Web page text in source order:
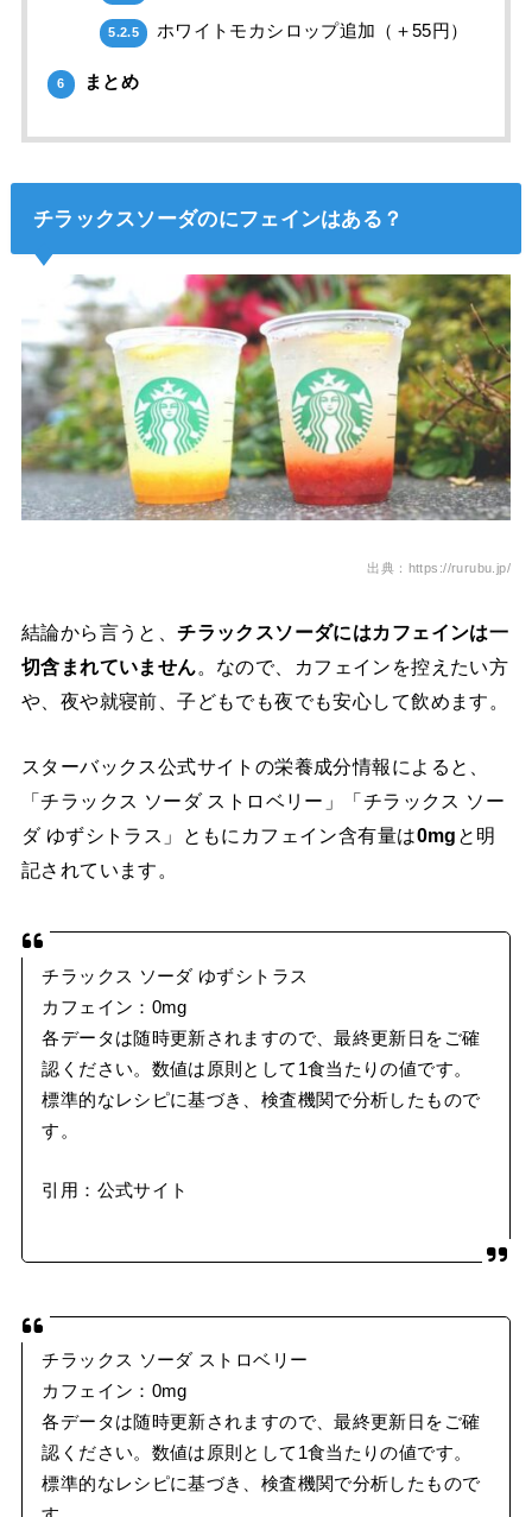
5.2.5 ホワイトモカシロップ追加（＋55円）
6 まとめ
チラックスソーダのにフェインはある？
出典：https://rurubu.jp/
結論から言うと、チラックスソーダにはカフェインは一
切含まれていません。なので、カフェインを控えたい方
や、夜や就寝前、子どもでも夜でも安心して飲めます。
スターバックス公式サイトの栄養成分情報によると、
「チラックス ソーダ ストロベリー」「チラックス ソー
ダ ゆずシトラス」ともにカフェイン含有量は0mg と明
記されています。
チラックス ソーダ ゆずシトラス
カフェイン：0mg
各データは随時更新されますので、最終更新日をご確
認ください。数値は原則として1食当たりの値です。
標準的なレシピに基づき、検査機関で分析したもので
す。
引用：公式サイト
チラックス ソーダ ストロベリー
カフェイン：0mg
各データは随時更新されますので、最終更新日をご確
認ください。数値は原則として1食当たりの値です。
標準的なレシピに基づき、検査機関で分析したもので